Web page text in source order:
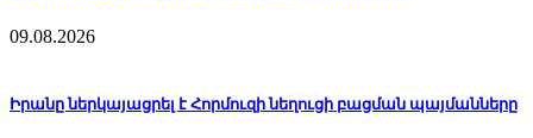
09.08.2026
Իրանը ներկայացրել է Հորմուզի նեղուցի բացման պայմանները